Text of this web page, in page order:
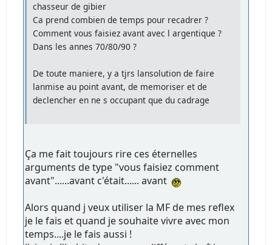
chasseur de gibier
Ca prend combien de temps pour recadrer ?
Comment vous faisiez avant avec l argentique ?
Dans les annes 70/80/90 ?
De toute maniere, y a tjrs lansolution de faire
lanmise au point avant, de memoriser et de
declencher en ne s occupant que du cadrage
Ça me fait toujours rire ces éternelles
arguments de type "vous faisiez comment
avant"......avant c'était...... avant
Alors quand j veux utiliser la MF de mes reflex
je le fais et quand je souhaite vivre avec mon
temps....je le fais aussi !